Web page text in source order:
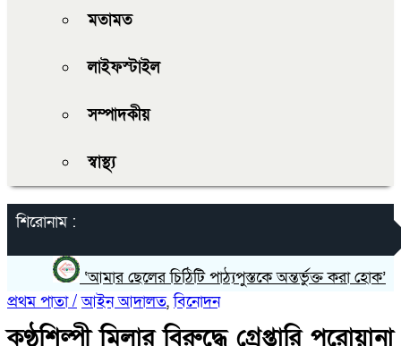
মতামত
লাইফস্টাইল
সম্পাদকীয়
স্বাস্থ্য
শিরোনাম :
‘আমার ছেলের চিঠিটি পাঠ্যপুস্তকে অন্তর্ভুক্ত করা হোক’
প্রথম পাতা / আইন আদালত,বিনোদন
কণ্ঠশিল্পী মিলার বিরুদ্ধে গ্রেপ্তারি পরোয়ানা